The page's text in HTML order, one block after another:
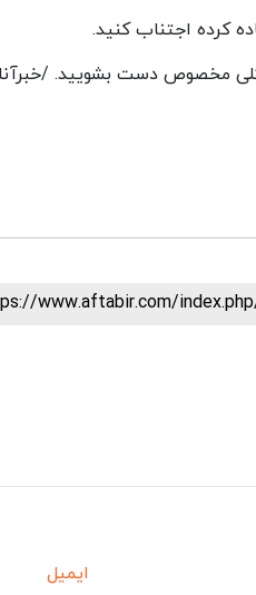
مخصوص دست بشویید. /
www.aftabir.com/
ایمیل